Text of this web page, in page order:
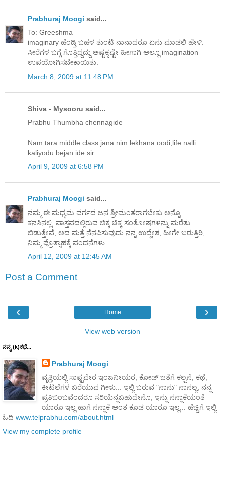
Prabhuraj Moogi said...
To: Greeshma
imaginary ಹೆಂಡ್ತಿ ಬಹಳ ತುಂಟಿ ನಾನಾದರೂ ಏನು ಮಾಡಲಿ ಹೇಳಿ.
ಸೀರೆಗಳ ಬಗ್ಗೆ ಗೊತ್ತಿದ್ದದ್ದು ಅಷ್ಟಕ್ಕಷ್ಟೇ ಹೀಗಾಗಿ ಅಲ್ಲೂ imagination
ಉಪಯೋಗಿಸಬೇಕಾಯಿತು.
March 8, 2009 at 11:48 PM
Shiva - Mysooru said...
Prabhu Thumbha chennagide
Nam tara middle class jana nim lekhana oodi,life nalli
kaliyodu bejan ide sir.
April 9, 2009 at 6:58 PM
Prabhuraj Moogi said...
ನಮ್ಮ ಈ ಮಧ್ಯಮ ವರ್ಗದ ಜನ ಶ್ರೀಮಂತರಾಗಬೇಕು ಅನ್ನೊ
ಕನಸಿನಲ್ಲಿ, ವಾಸ್ತವದಲ್ಲಿರುವ ಚಿಕ್ಕ ಚಿಕ್ಕ ಸಂತೋಷಗಳನ್ನು ಮರೆತು
ಬಿಡುತ್ತೇವೆ, ಅದ ಮತ್ತೆ ನೆನಪಿಸುವುದು ನನ್ನ ಉದ್ದೇಶ, ಹೀಗೇ ಬರುತ್ತಿರಿ,
ನಿಮ್ಮ ಪ್ರೊತ್ಸಾಹಕ್ಕೆ ವಂದನೆಗಳು...
April 12, 2009 at 12:45 AM
Post a Comment
‹ ›
Home
View web version
ನನ್ನ (k)ಕಥೆ...
Prabhuraj Moogi
ವೃತ್ತಿಯಲ್ಲಿ ಸಾಫ್ಟವೇರ ಇಂಜನೀಯರ, ಕೋಡ್ ಜತೆಗೆ ಕಲ್ಪನೆ, ಕಥೆ,
ಕೀಟಲೆಗಳ ಬರೆಯುವ ಗೀಳು... ಇಲ್ಲಿ ಬರುವ "ನಾನು" ನಾನಲ್ಲ, ನನ್ನ
ಪ್ರತಿಬಿಂಬವೆಂದರೂ ಸರಿಯೆನ್ನಬಹುದೇನೊ, ಇನ್ನು ನನ್ನಾಕೆಯಂತೆ
ಯಾರೂ ಇಲ್ಲ ಹಾಗೆ ನನ್ನಾಕೆ ಅಂತ ಕೂಡ ಯಾರೂ ಇಲ್ಲ... ಹೆಚ್ಚಿಗೆ ಇಲ್ಲಿ
ಓದಿ www.telprabhu.com/about.html
View my complete profile